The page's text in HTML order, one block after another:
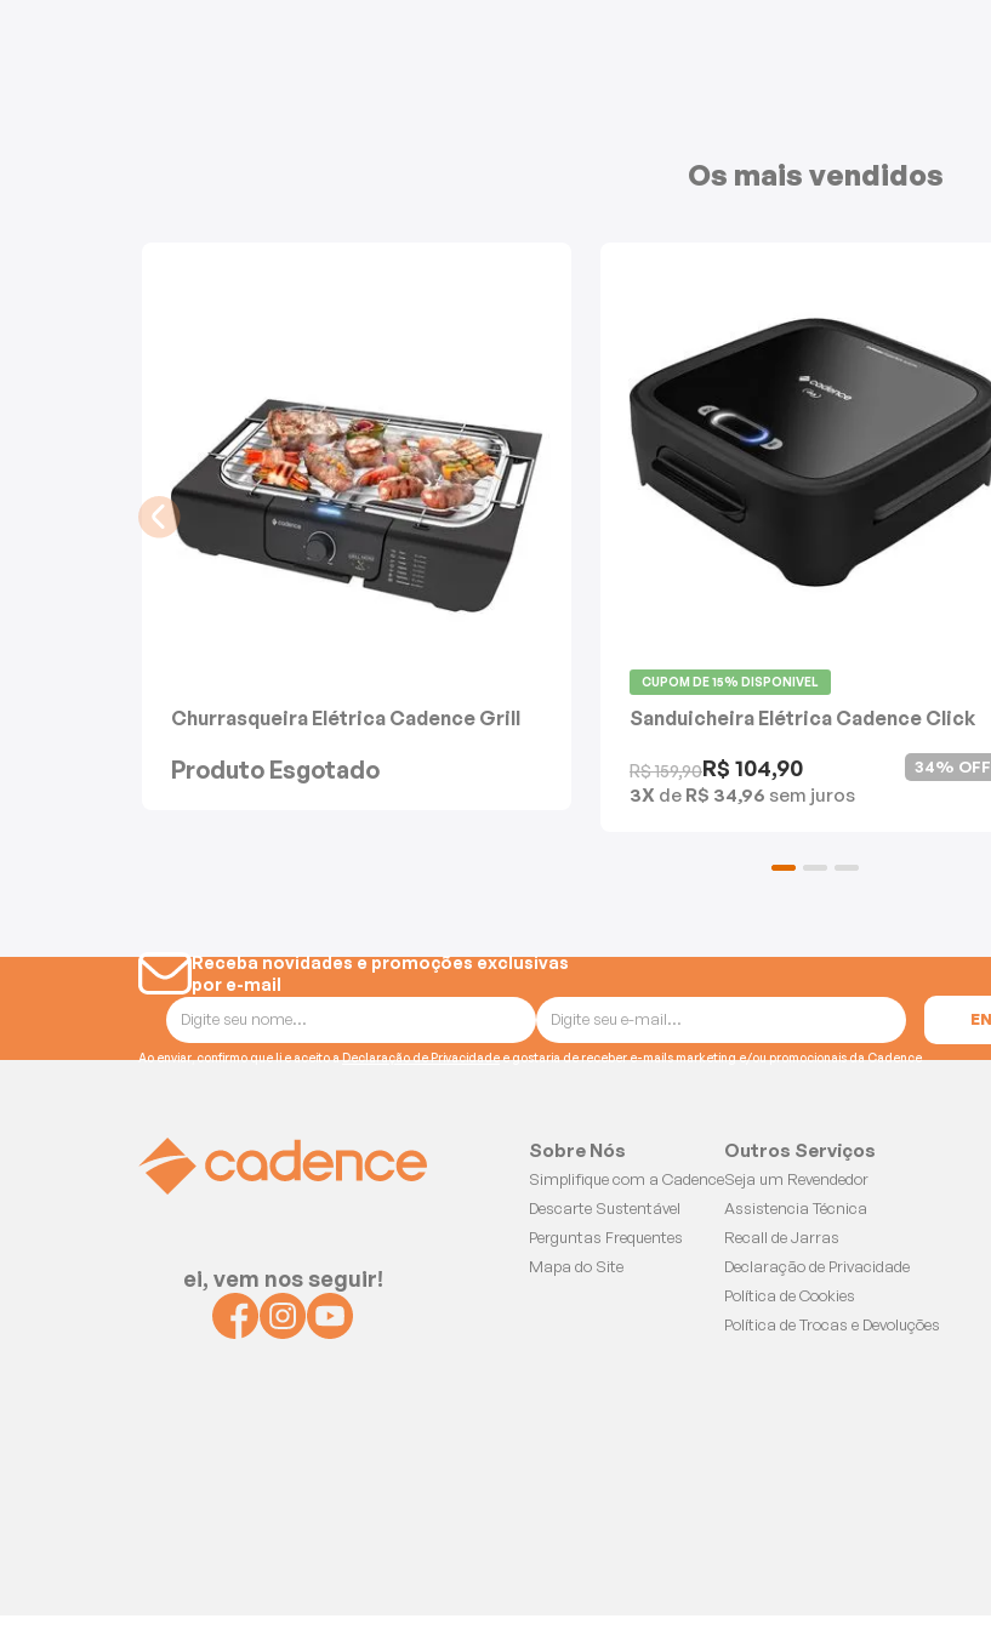
Os mais vendidos
Churrasqueira Elétrica Cadence Grill
Produto Esgotado
CUPOM DE15% DISPONIVEL
Sanduicheira Elétrica Cadence Click
R$ 159,90R$ 104,90
3X de R$ 34,96 sem juros
34% OFF
Receba novidades e promoções exclusivas
por e-mail
Ao enviar, confirmo que li e aceito a Declaração de Privacidade e gostaria de receber e-mails marketing e/ou promocionais da Cadence
ei, vem nos seguir!
Sobre Nós
Simplifique com a Cadence
Descarte Sustentável
Perguntas Frequentes
Mapa do Site
Outros Serviços
Seja um Revendedor
Assistencia Técnica
Recall de Jarras
Declaração de Privacidade
Política de Cookies
Política de Trocas e Devoluções